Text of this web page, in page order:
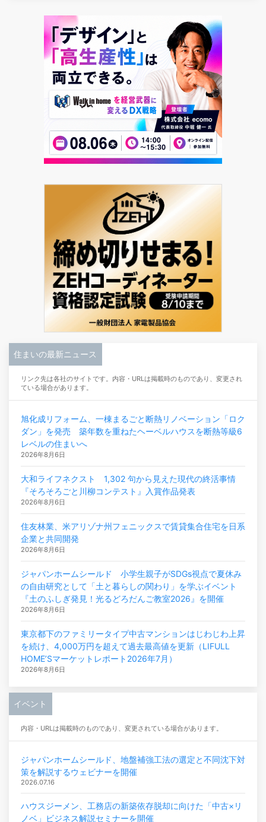
住まいの最新ニュース
リンク先は各社のサイトです。内容・URLは掲載時のものであり、変更され
ている場合があります。
旭化成リフォーム、一棟まるごと断熱リノベーション「ロク
ダン」を発売 築年数を重ねたヘーベルハウスを断熱等級6
レベルの住まいへ
2026年8月6日
大和ライフネクスト 1,302 句から見えた現代の終活事情
『そろそろごと川柳コンテスト』入賞作品発表
2026年8月6日
住友林業、米アリゾナ州フェニックスで賃貸集合住宅を日系
企業と共同開発
2026年8月6日
ジャパンホームシールド 小学生親子がSDGs視点で夏休み
の自由研究として「土と暮らしの関わり」を学ぶイベント
『土のふしぎ発見！光るどろだんご教室2026』を開催
2026年8月6日
東京都下のファミリータイプ中古マンションはじわじわ上昇
を続け、4,000万円を超えて過去最高値を更新（LIFULL
HOME’Sマーケットレポート2026年7月）
2026年8月6日
イベント
内容・URLは掲載時のものであり、変更されている場合があります。
ジャパンホームシールド、地盤補強工法の選定と不同沈下対
策を解説するウェビナーを開催
2026.07.16
ハウスジーメン、工務店の新築依存脱却に向けた「中古×リ
ノベ」ビジネス解説セミナーを開催